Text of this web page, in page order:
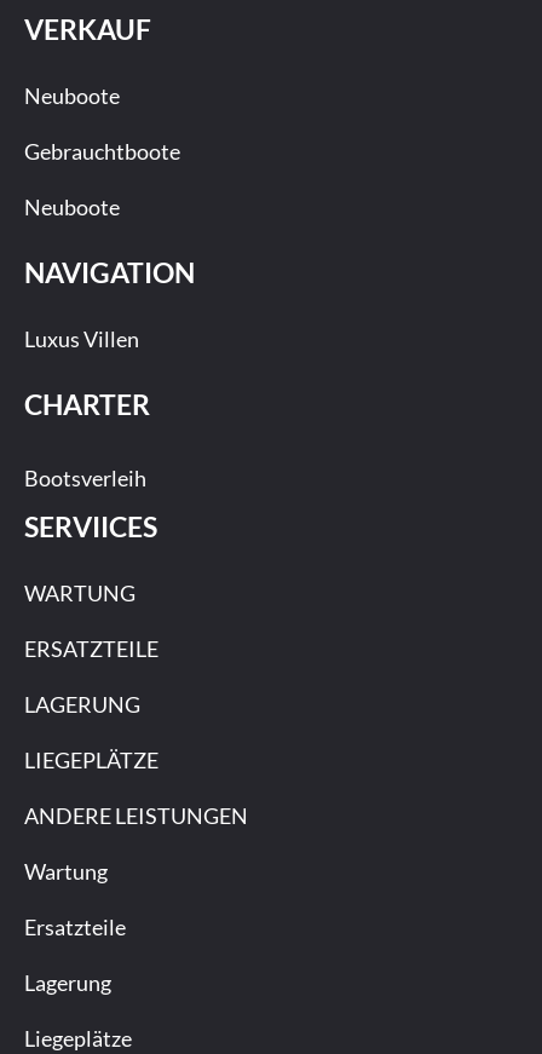
VERKAUF
Neuboote
Gebrauchtboote
Neuboote
NAVIGATION
Luxus Villen
CHARTER
Bootsverleih
SERVIICES
WARTUNG
ERSATZTEILE
LAGERUNG
LIEGEPLÄTZE
ANDERE LEISTUNGEN
Wartung
Ersatzteile
Lagerung
Liegeplätze